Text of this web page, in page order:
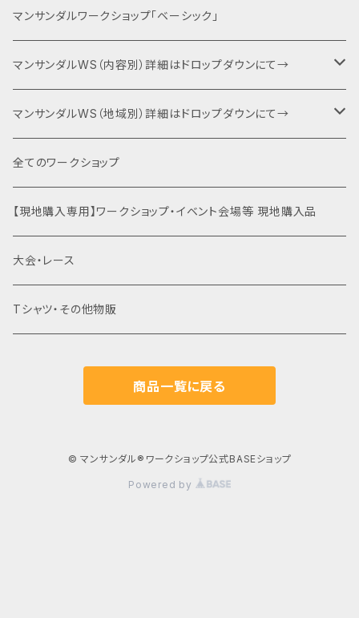
運動会エントリー
６耐＋運動会エントリー
キャンプファイヤー・夕食BBQ・宿泊関連
特別協賛・協賛
運動会関連商品を全て見る
マンサンダルワークショップ「ベーシック」
マンサンダルWS（内容別）詳細はドロップダウンにて→
ベーシック（入門編）
ネクスト（身体運用）
裸足×クライミング
はだし登山
滝行×マンサンダル
草鞋（わらじ）づくり×マンサンダル
マンサンダルWS（地域別）詳細はドロップダウンにて→
マンサンダル代官山店（代官山）
土徳の里（富山県南砺市）
オギノエンファーム（埼玉県所沢市）
高尾山（東京都八王子市）
東北（青森・岩手・宮城・秋田・山形・福島）
関東（東京・埼玉・神奈川・千葉・茨城・栃木・群馬・山梨）
全てのワークショップ
【現地購入専用】ワークショップ・イベント会場等 現地購入品
大会・レース
Tシャツ・その他物販
商品一覧に戻る
© マンサンダル®︎ワークショップ公式BASEショップ
Powered by